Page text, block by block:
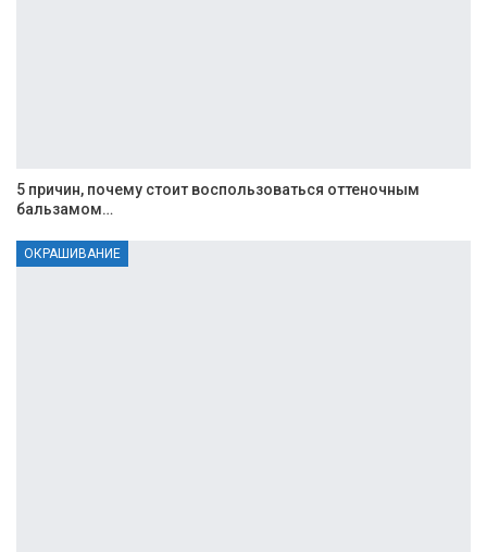
5 причин, почему стоит воспользоваться оттеночным
бальзамом…
ОКРАШИВАНИЕ